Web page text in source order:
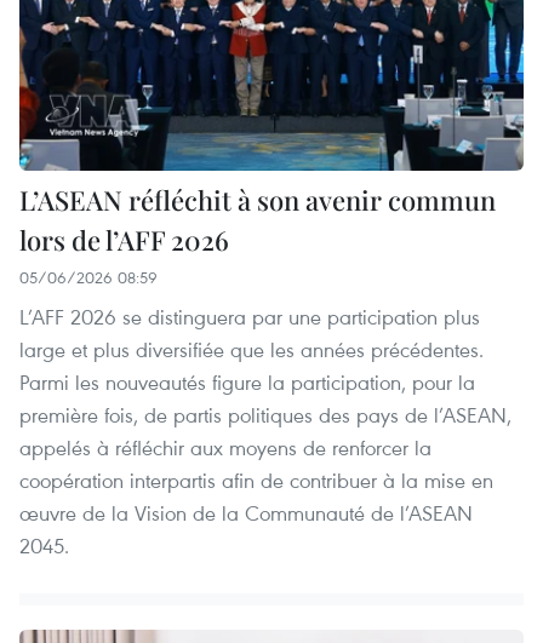
L’ASEAN réfléchit à son avenir commun
lors de l’AFF 2026
05/06/2026 08:59
L’AFF 2026 se distinguera par une participation plus
large et plus diversifiée que les années précédentes.
Parmi les nouveautés figure la participation, pour la
première fois, de partis politiques des pays de l’ASEAN,
appelés à réfléchir aux moyens de renforcer la
coopération interpartis afin de contribuer à la mise en
œuvre de la Vision de la Communauté de l’ASEAN
2045.